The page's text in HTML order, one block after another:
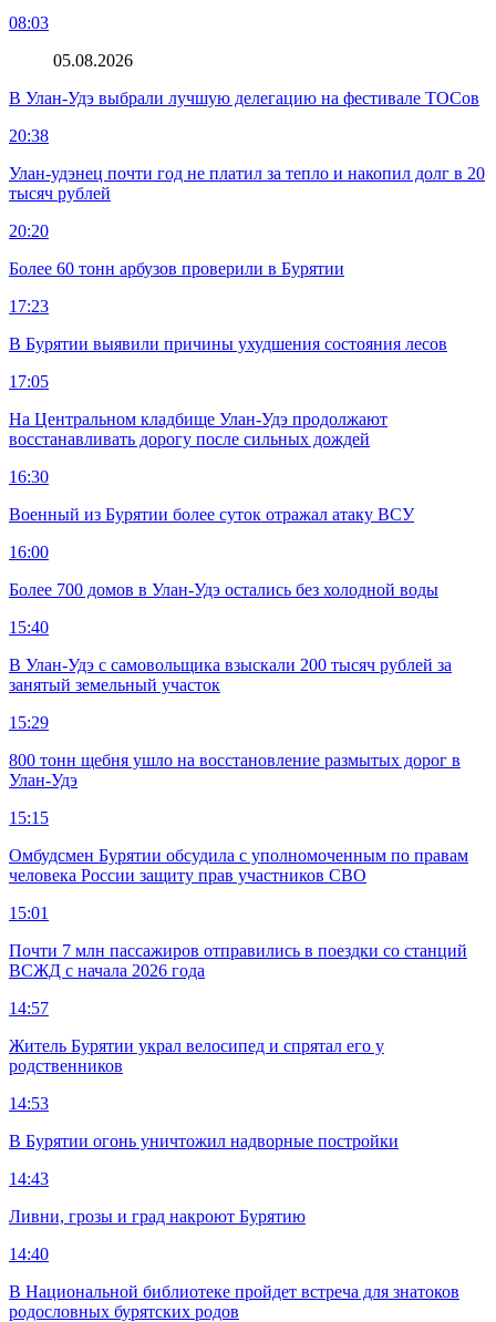
08:03
05.08.2026
В Улан-Удэ выбрали лучшую делегацию на фестивале ТОСов
20:38
Улан-удэнец почти год не платил за тепло и накопил долг в 20
тысяч рублей
20:20
Более 60 тонн арбузов проверили в Бурятии
17:23
В Бурятии выявили причины ухудшения состояния лесов
17:05
На Центральном кладбище Улан-Удэ продолжают
восстанавливать дорогу после сильных дождей
16:30
Военный из Бурятии более суток отражал атаку ВСУ
16:00
Более 700 домов в Улан-Удэ остались без холодной воды
15:40
В Улан-Удэ с самовольщика взыскали 200 тысяч рублей за
занятый земельный участок
15:29
800 тонн щебня ушло на восстановление размытых дорог в
Улан-Удэ
15:15
Омбудсмен Бурятии обсудила с уполномоченным по правам
человека России защиту прав участников СВО
15:01
Почти 7 млн пассажиров отправились в поездки со станций
ВСЖД с начала 2026 года
14:57
Житель Бурятии украл велосипед и спрятал его у
родственников
14:53
В Бурятии огонь уничтожил надворные постройки
14:43
Ливни, грозы и град накроют Бурятию
14:40
В Национальной библиотеке пройдет встреча для знатоков
родословных бурятских родов